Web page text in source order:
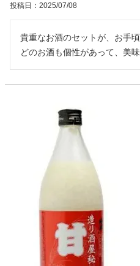
投稿日 2025/07/08
貴重なお酒のセットが、お手
どのお酒も個性があって、美